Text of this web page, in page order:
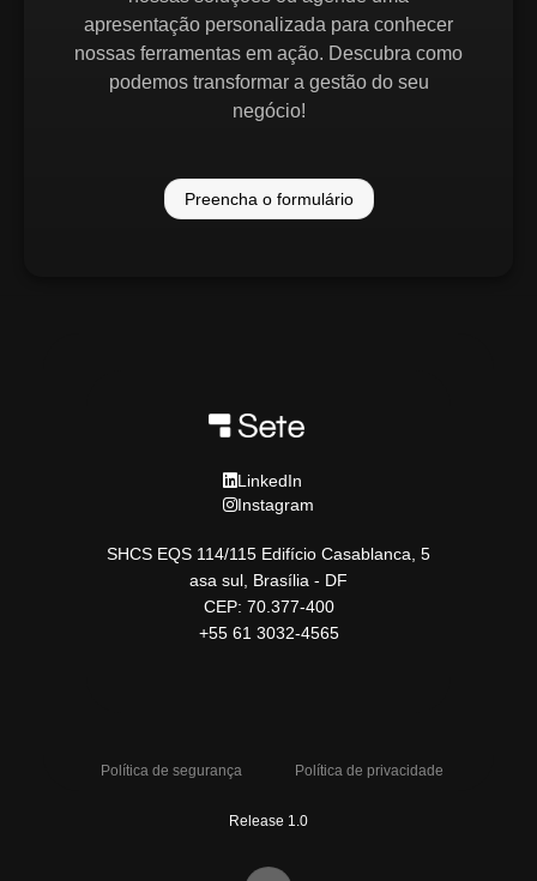
apresentação personalizada para conhecer
nossas ferramentas em ação. Descubra como
podemos transformar a gestão do seu
negócio!
Preencha o formulário
LinkedIn
Instagram
SHCS EQS 114/115 Edifício Casablanca, 5
asa sul, Brasília - DF
CEP: 70.377-400
+55 61 3032-4565
Política de segurança Política de privacidade
Release 1.0